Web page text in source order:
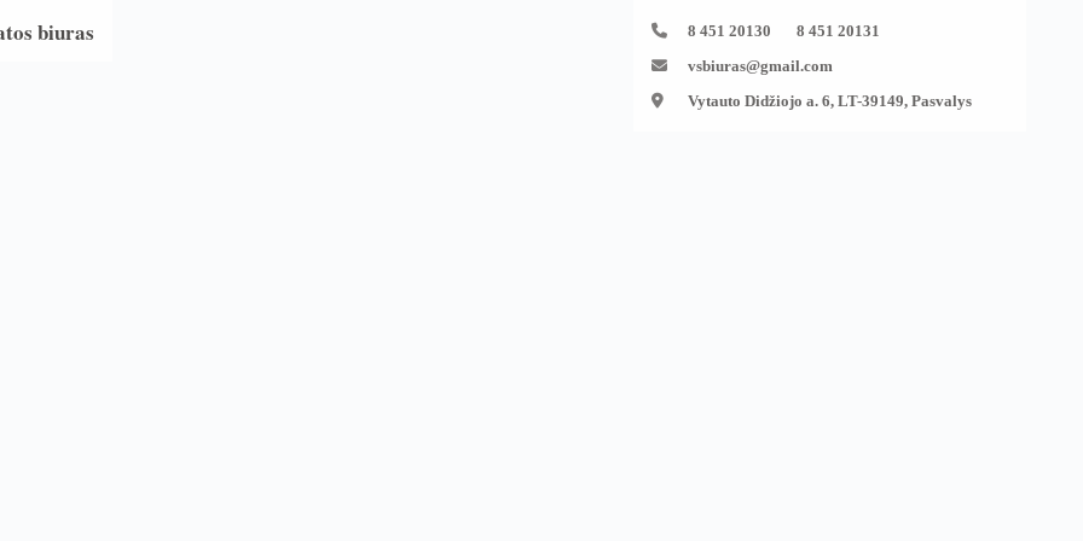
biuras
8 451 20130 8 451 20131
vsbiuras@gmail.com
Vytauto Didžiojo a. 6, LT-39149, Pasvalys